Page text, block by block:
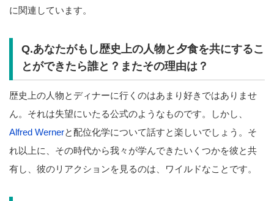
に関連しています。
Q.あなたがもし歴史上の人物と夕食を共にするこ
とができたら誰と？またその理由は？
歴史上の人物とディナーに行くのはあまり好きではありませ
ん。それは失望にいたる公式のようなものです。しかし、
Alfred Wernerと配位化学について話すと楽しいでしょう。そ
れ以上に、その時代から我々が学んできたいくつかを彼と共
有し、彼のリアクションを見るのは、ワイルドなことです。